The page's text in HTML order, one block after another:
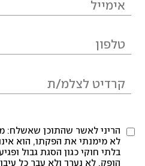
הריני לאשר שהתוכן שאשלח:
לא מימנתי את הפקתו, הוא
בלתי חוקי כגון הסגת גבול
הופק, לא נערך ולא עבר כל